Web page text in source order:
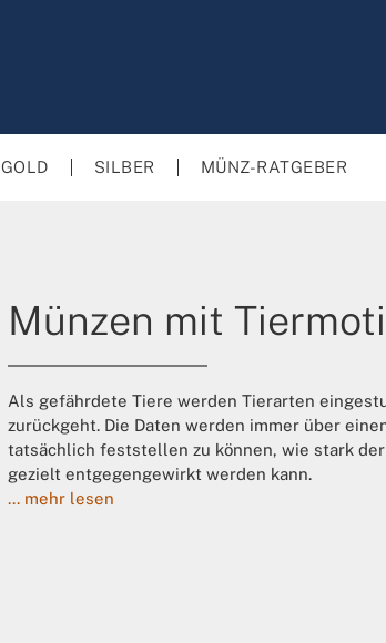
GOLD SILBER MÜNZ-RATGEBER
Münzen mit
Als gefährdete Tiere werden Tierarten
zurückgeht. Die Daten werden immer über
tatsächlich feststellen zu können, wie stark
gezielt entgegengewirkt werden kann.
... mehr lesen